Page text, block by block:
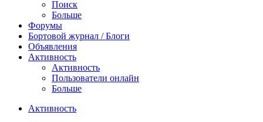
Поиск
Больше
Форумы
Бортовой журнал / Блоги
Объявления
Активность
Активность
Пользователи онлайн
Больше
Активность